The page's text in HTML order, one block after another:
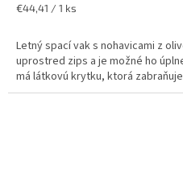
Jednotková
€44,41 / 1 ks
Letný spací vak s nohavicami z
uprostred zips a je možné ho
má látkovú krytku, ktorá